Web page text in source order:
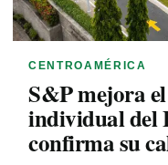
CENTROAMÉRICA
S&P mejora
individual del
confirma su